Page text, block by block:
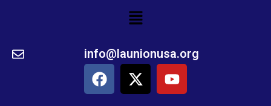
Menu
info@launionusa.org
F
a
X
-
Y
o